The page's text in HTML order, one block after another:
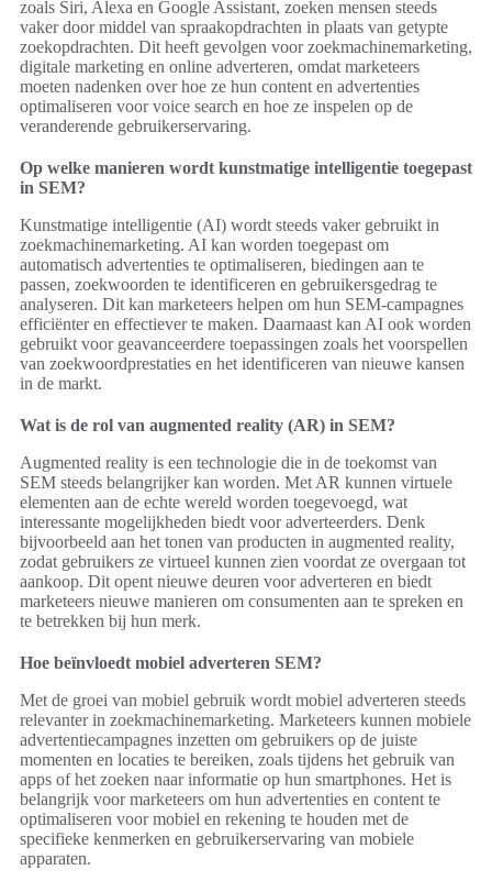
zoals Siri, Alexa en Google Assistant, zoeken mensen steeds
vaker door middel van spraakopdrachten in plaats van getypte
zoekopdrachten. Dit heeft gevolgen voor zoekmachinemarketing,
digitale marketing en online adverteren, omdat marketeers
moeten nadenken over hoe ze hun content en advertenties
optimaliseren voor voice search en hoe ze inspelen op de
veranderende gebruikerservaring.
Op welke manieren wordt kunstmatige intelligentie toegepast
in SEM?
Kunstmatige intelligentie (AI) wordt steeds vaker gebruikt in
zoekmachinemarketing. AI kan worden toegepast om
automatisch advertenties te optimaliseren, biedingen aan te
passen, zoekwoorden te identificeren en gebruikersgedrag te
analyseren. Dit kan marketeers helpen om hun SEM-campagnes
efficiënter en effectiever te maken. Daarnaast kan AI ook worden
gebruikt voor geavanceerdere toepassingen zoals het voorspellen
van zoekwoordprestaties en het identificeren van nieuwe kansen
in de markt.
Wat is de rol van augmented reality (AR) in SEM?
Augmented reality is een technologie die in de toekomst van
SEM steeds belangrijker kan worden. Met AR kunnen virtuele
elementen aan de echte wereld worden toegevoegd, wat
interessante mogelijkheden biedt voor adverteerders. Denk
bijvoorbeeld aan het tonen van producten in augmented reality,
zodat gebruikers ze virtueel kunnen zien voordat ze overgaan tot
aankoop. Dit opent nieuwe deuren voor adverteren en biedt
marketeers nieuwe manieren om consumenten aan te spreken en
te betrekken bij hun merk.
Hoe beïnvloedt mobiel adverteren SEM?
Met de groei van mobiel gebruik wordt mobiel adverteren steeds
relevanter in zoekmachinemarketing. Marketeers kunnen mobiele
advertentiecampagnes inzetten om gebruikers op de juiste
momenten en locaties te bereiken, zoals tijdens het gebruik van
apps of het zoeken naar informatie op hun smartphones. Het is
belangrijk voor marketeers om hun advertenties en content te
optimaliseren voor mobiel en rekening te houden met de
specifieke kenmerken en gebruikerservaring van mobiele
apparaten.